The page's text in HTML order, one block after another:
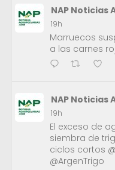
NAP Noticias
19h
Marruecos
a las carnes
NAP Noticias
19h
El exceso de
siembra de
ciclos cortos
@ArgenTrigo